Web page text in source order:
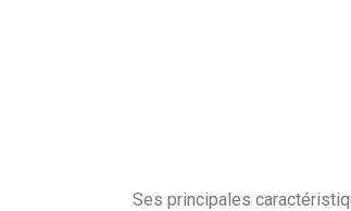
Ses principales